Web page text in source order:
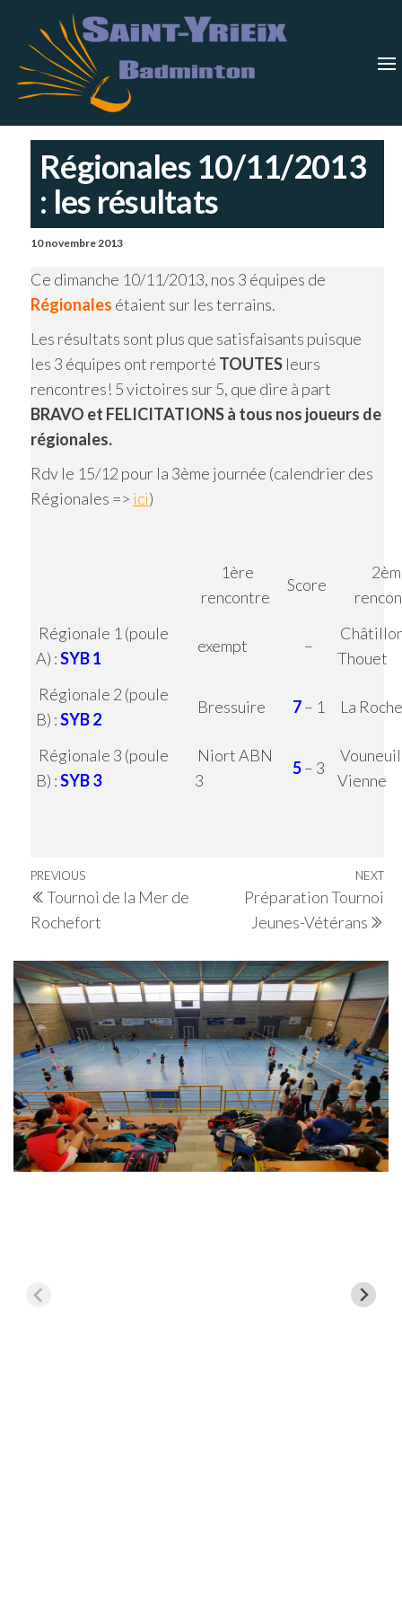
the
content
Régionales 10/11/2013
: les résultats
10 novembre 2013
Ce dimanche 10/11/2013, nos 3 équipes de
Régionales étaient sur les terrains.
Les résultats sont plus que satisfaisants puisque
les 3 équipes ont remporté TOUTES leurs
rencontres! 5 victoires sur 5, que dire à part
BRAVO et FELICITATIONS à tous nos joueurs de
régionales.
Rdv le 15/12 pour la 3ème journée (calendrier des
Régionales => ici)
1ère
rencontre
Score
Régionale 1 (poule
A) :SYB 1
exempt –
Thouet
Régionale 2 (poule
B) :SYB 2
Bressuire 7– 1 La
Régionale 3 (poule
B) :SYB 3
Niort ABN
3
5 – 3
Vienne
Navigation
de
l’article
Previous
Post
PREVIOUS
Tournoi de la Mer de
Rochefort
NEXT
Préparation Tournoi
Jeunes-Vétérans